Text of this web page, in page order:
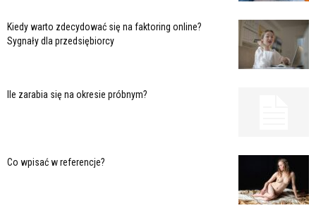
Kiedy warto zdecydować się na faktoring online?
Sygnały dla przedsiębiorcy
Ile zarabia się na okresie próbnym?
Co wpisać w referencje?